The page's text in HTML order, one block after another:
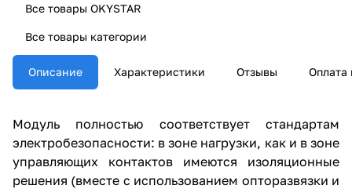
Все товары OKYSTAR
Все товары категории
Описание Характеристики Отзывы Оплата
Модуль полностью соответствует стандартам
электробезопасности: в зоне нагрузки, как и в зоне
управляющих контактов имеются изоляционные
решения (вместе с использованием опторазвязки и